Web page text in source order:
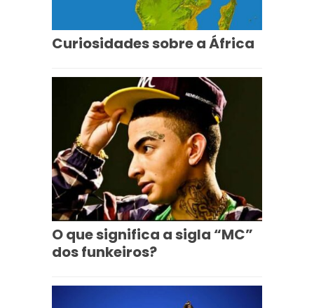
Curiosidades sobre a África
O que significa a sigla “MC”
dos funkeiros?